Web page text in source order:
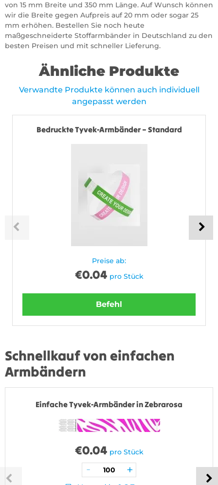
von 15 mm Breite und 350 mm Länge. Auf Wunsch können
wir die Breite gegen Aufpreis auf 20 mm oder sogar 25
mm erhöhen. Bestellen Sie noch heute
maßgeschneiderte Stoffarmbänder in Deutschland zu den
besten Preisen und mit schneller Lieferung.
Ähnliche Produkte
Verwandte Produkte können auch individuell
angepasst werden
Bedruckte Tyvek-Armbänder – Standard
Preise ab:
€0.04 pro Stück
Befehl
Schnellkauf von einfachen
Armbändern
Einfache Tyvek-Armbänder in Zebrarosa
€0.04 pro Stück